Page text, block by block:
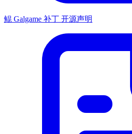
鲲 Galgame 补丁 开源声明